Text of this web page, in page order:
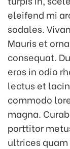
eleifend mi
sodales.
Mauris et
consequat.
eros in odio
lectus et
commodo
magna.
porttitor
ultrices